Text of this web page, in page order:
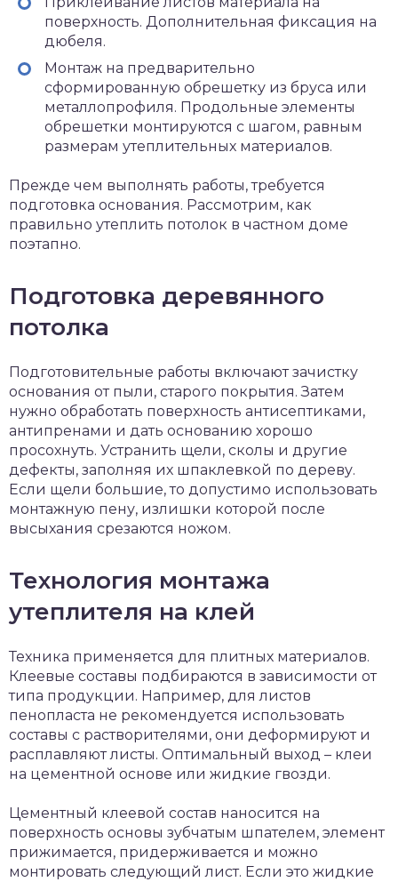
поверхность. Дополнительная фиксация на
дюбеля.
Монтаж на предварительно
сформированную обрешетку из бруса или
металлопрофиля. Продольные элементы
обрешетки монтируются с шагом, равным
размерам утеплительных материалов.
Прежде чем выполнять работы, требуется
подготовка основания. Рассмотрим, как
правильно утеплить потолок в частном доме
поэтапно.
Подготовка деревянного
потолка
Подготовительные работы включают зачистку
основания от пыли, старого покрытия. Затем
нужно обработать поверхность антисептиками,
антипренами и дать основанию хорошо
просохнуть. Устранить щели, сколы и другие
дефекты, заполняя их шпаклевкой по дереву.
Если щели большие, то допустимо использовать
монтажную пену, излишки которой после
высыхания срезаются ножом.
Технология монтажа
утеплителя на клей
Техника применяется для плитных материалов.
Клеевые составы подбираются в зависимости от
типа продукции. Например, для листов
пенопласта не рекомендуется использовать
составы с растворителями, они деформируют и
расплавляют листы. Оптимальный выход – клеи
на цементной основе или жидкие гвозди.
Цементный клеевой состав наносится на
поверхность основы зубчатым шпателем, элемент
прижимается, придерживается и можно
монтировать следующий лист. Если это жидкие